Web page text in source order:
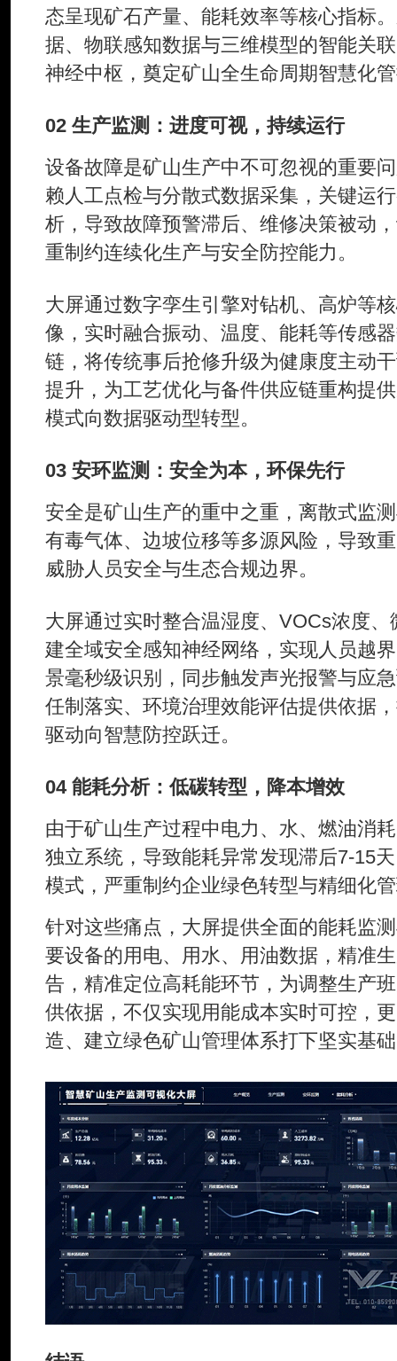
态呈现矿石产量、能耗效率等核心指标
据、物联感知数据与三维模型的智能关
神经中枢，奠定矿山全生命周期智慧化
02 生产监测：进度可视，持续运行
设备故障是矿山生产中不可忽视的重要
赖人工点检与分散式数据采集，关键运
析，导致故障预警滞后、维修决策被动
重制约连续化生产与安全防控能力。
大屏通过数字孪生引擎对钻机、高炉等
像，实时融合振动、温度、能耗等传感
链，将传统事后抢修升级为健康度主动
提升，为工艺优化与备件供应链重构提
模式向数据驱动型转型。
03 安环监测：安全为本，环保先行
安全是矿山生产的重中之重，离散式监
有毒气体、边坡位移等多源风险，导致
威胁人员安全与生态合规边界。
大屏通过实时整合温湿度、VOCs浓度
建全域安全感知神经网络，实现人员越
景毫秒级识别，同步触发声光报警与应
任制落实、环境治理效能评估提供依据
驱动向智慧防控跃迁。
04 能耗分析：低碳转型，降本增效
由于矿山生产过程中电力、水、燃油消
独立系统，导致能耗异常发现滞后7-15
模式，严重制约企业绿色转型与精细化
针对这些痛点，大屏提供全面的能耗监
要设备的用电、用水、用油数据，精准
告，精准定位高耗能环节，为调整生产
供依据，不仅实现用能成本实时可控，
造、建立绿色矿山管理体系打下坚实基